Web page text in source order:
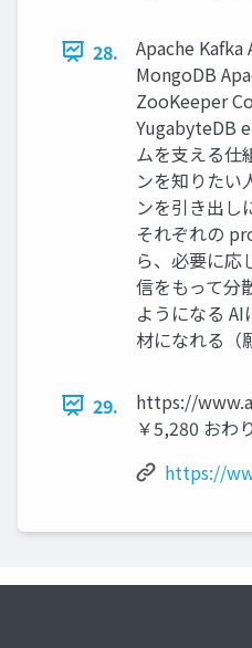
28.
Apache Kafka
MongoDB
ZooKeeper
YugabyteDB
ムを支える仕
ンを知りたい
ンを引き出し
それぞれの
ら、必要に応
信をもって分
ようになる
材になれる（
29.
https://
￥5,280 おわり
https://